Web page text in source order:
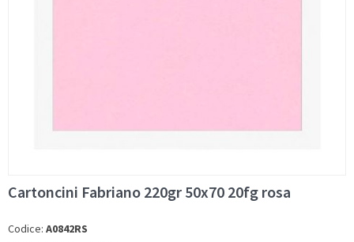
Cartoncini Fabriano 220gr 50x70 20fg rosa
Codice: A0842RS